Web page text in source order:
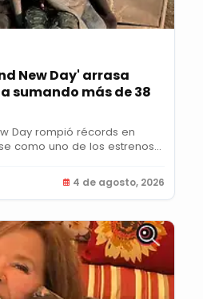
New Day' arrasa
sumando más de 38
Day rompió récords en
como uno de los estrenos
4 de agosto, 2026